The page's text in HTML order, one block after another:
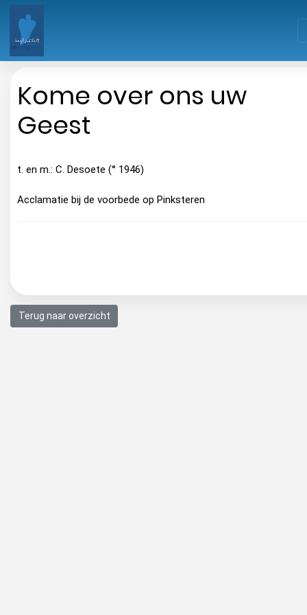
Kome over ons uw
Geest
t. en m.: C. Desoete (° 1946)
Acclamatie bij de voorbede op Pinksteren
Terug naar overzicht